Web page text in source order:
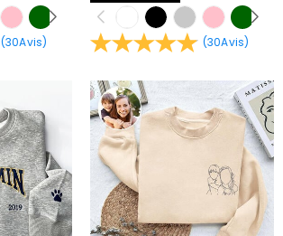
(30Avis) (30Avis)